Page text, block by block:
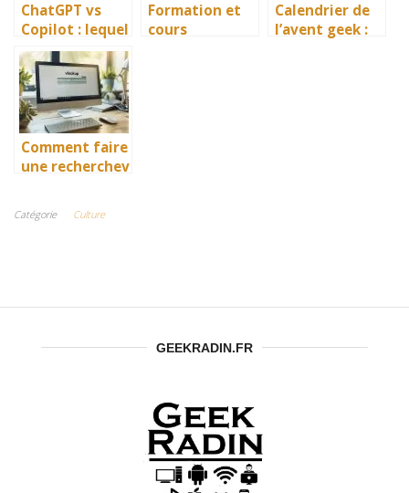
ChatGPT vs
Copilot : lequel
choisir en 2026
?
Formation et
cours
Calendrier de
l’avent geek :
Comment faire
une recherchev
astuces pour
Catégorie Culture
GEEKRADIN.FR